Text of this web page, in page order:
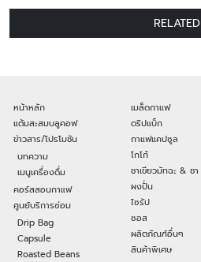
RELATED
หน้าหลัก
แต้มสะสมบลูคอฟ
ข่าวสาร/โปรโมชัน
บทความ
เมนูเครื่องดื่ม
คอร์สสอนกาแฟ
ศูนย์บริการซ่อม
Drip Bag
Capsule
Roasted Beans
เมล็ดกาแฟ
ดริปแบ็ก
กาแฟแคปซูล
โกโก้
ชาเขียวมัทฉะ & ชา
ผงปั่น
ไซรัป
ซอส
ผลิตภัณฑ์อื่นๆ
สินค้าพิเศษ